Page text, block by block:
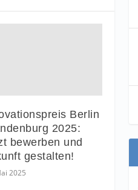
Berlin
2025:
bewerben und
gestalten!
2025